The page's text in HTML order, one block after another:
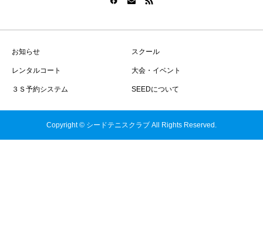
お知らせ スクール
レンタルコート 大会・イベント
３Ｓ予約システム SEEDについて
Copyright © シードテニスクラブ All Rights Reserved.